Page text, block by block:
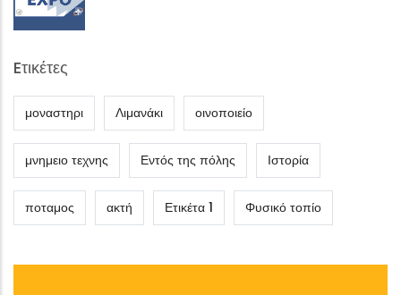
Eτικέτες
μοναστηρι Λιμανάκι οινοποιείο
μνημειο τεχνης Εντός της πόλης Ιστορία
ποταμος ακτή Ετικέτα 1 Φυσικό τοπίο